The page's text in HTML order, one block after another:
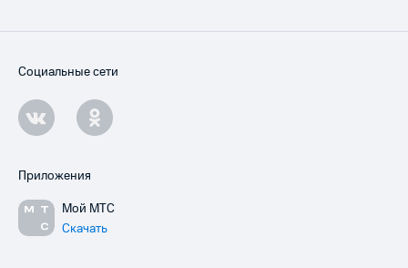
Социальные сети
Приложения
Мой МТС
Скачать